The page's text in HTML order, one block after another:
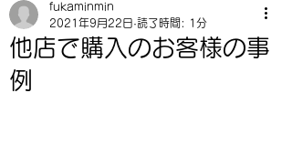
他店で購入のお客様の事
例
fukaminmin
2021年9月22日 読了時間: 1分